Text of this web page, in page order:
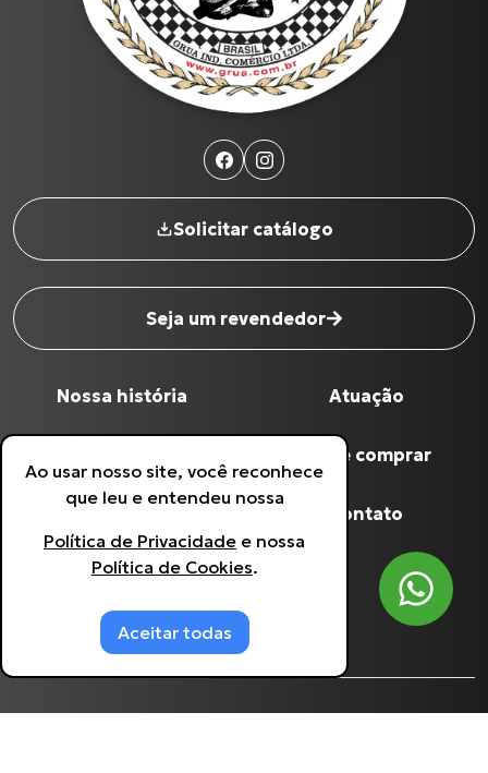
Solicitar catálogo
Seja um revendedor
Nossa história
Política de Privacidade
Política de Cookies
Atuação
Onde comprar
Contato
Nome completo *
Digite seu Email *
Digite seu Telefone *
Estou de acordo com a
Ao usar nosso site, você reconhece
que leu e entendeu nossa
Política de Privacidade e nossa
Política de Cookies.
Aceitar todas